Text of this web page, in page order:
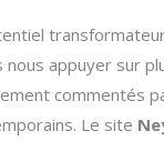
transformateur
nous appuyer sur
commentés
Le site